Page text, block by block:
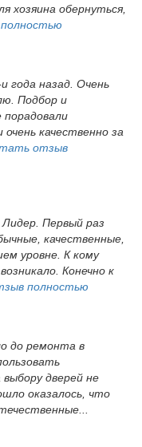
хозяина обернуться,
года назад. Очень
Подбор и
порадовали
качественно за
отзыв
Лидер. Первый раз
качественные,
уровне. К кому
Конечно к
полностью
до ремонта в
выбору дверей не
оказалось, что